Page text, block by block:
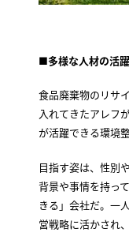
■多様な人材の活
食品廃棄物のリサ
入れてきたアレフ
が活躍できる環境整
目指す姿は、性別
背景や事情を持っ
きる」会社だ。一
営戦略に活かされ